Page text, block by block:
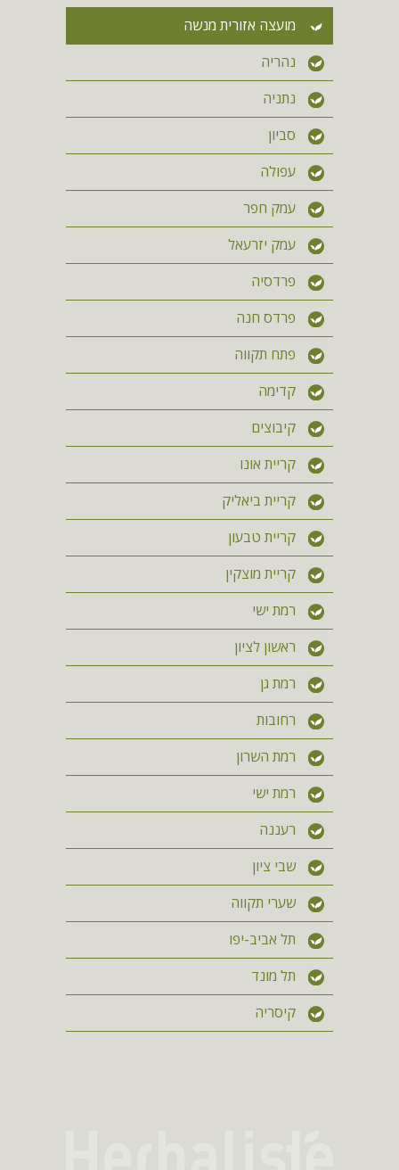
מועצה אזורית מנשה
נהריה
נתניה
סביון
עפולה
עמק חפר
עמק יזרעאל
פרדסיה
פרדס חנה
פתח תקווה
קדימה
קיבוצים
קריית אונו
קריית ביאליק
קריית טבעון
קריית מוצקין
רמת ישי
ראשון לציון
רמת גן
רחובות
רמת השרון
רמת ישי
רעננה
שבי ציון
שערי תקווה
תל אביב-יפו
תל מונד
קיסריה